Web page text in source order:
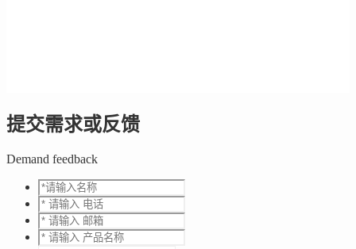
提交需求或反馈
Demand feedback